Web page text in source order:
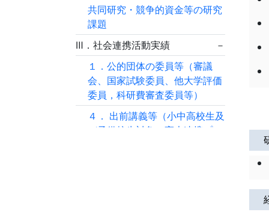
共同研究・競争的資金等の研究
課題
Ⅲ．社会連携活動実績
－
１．公的団体の委員等（審議
会、国家試験委員、他大学評価
委員，科研費審査委員等）
４． 出前講義等（小中高校生及
び予備校生対象，高大連携プロ